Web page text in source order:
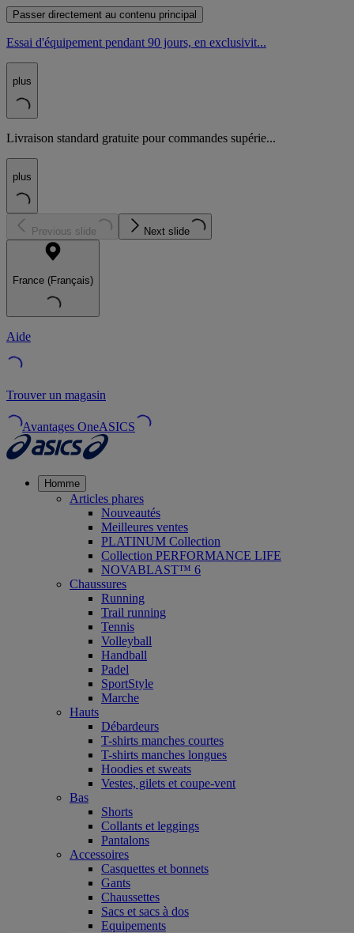
Passer directement au contenu principal
Essai d'équipement pendant 90 jours, en exclusivit...
plus
Livraison standard gratuite pour commandes supérie...
plus
Previous slide Next slide
France (Français)
Aide
Trouver un magasin
Avantages OneASICS
Homme
Articles phares
Nouveautés
Meilleures ventes
PLATINUM Collection
Collection PERFORMANCE LIFE
NOVABLAST™ 6
Chaussures
Running
Trail running
Tennis
Volleyball
Handball
Padel
SportStyle
Marche
Hauts
Débardeurs
T-shirts manches courtes
T-shirts manches longues
Hoodies et sweats
Vestes, gilets et coupe-vent
Bas
Shorts
Collants et leggings
Pantalons
Accessoires
Casquettes et bonnets
Gants
Chaussettes
Sacs et sacs à dos
Equipements